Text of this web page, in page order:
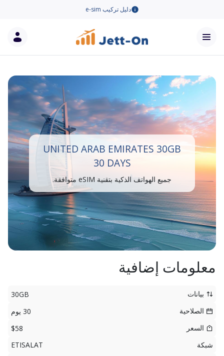
دليل تركيب e-sim
UNITED ARAB EMIRATES 30GB
30 DAYS
جميع الهواتف الذكية بتقنية eSIM متوافقة.
معلومات إضافية
بيانات
30GB
الصلاحية
30 يوم
السعر
$58
شبكة
ETISALAT